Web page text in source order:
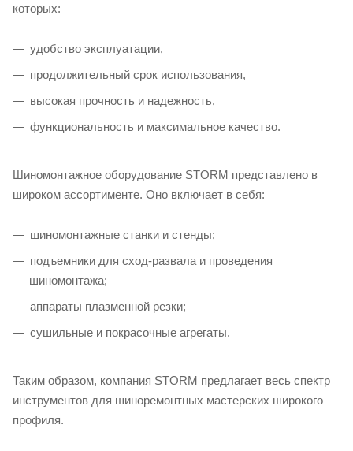
которых:
удобство эксплуатации,
продолжительный срок использования,
высокая прочность и надежность,
функциональность и максимальное качество.
Шиномонтажное оборудование STORM представлено в
широком ассортименте. Оно включает в себя:
шиномонтажные станки и стенды;
подъемники для сход-развала и проведения
шиномонтажа;
аппараты плазменной резки;
сушильные и покрасочные агрегаты.
Таким образом, компания STORM предлагает весь спектр
инструментов для шиноремонтных мастерских широкого
профиля.